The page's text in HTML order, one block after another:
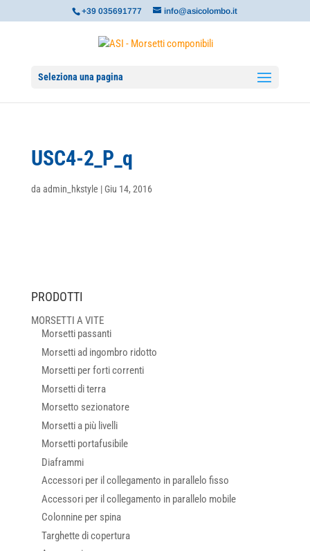
+39 035691777 info@asicolombo.it
Seleziona una pagina
USC4-2_P_q
da admin_hkstyle |Giu 14, 2016
PRODOTTI
MORSETTI A VITE
Morsetti passanti
Morsetti ad ingombro ridotto
Morsetti per forti correnti
Morsetti di terra
Morsetto sezionatore
Morsetti a più livelli
Morsetti portafusibile
Diaframmi
Accessori per il collegamento in parallelo fisso
Accessori per il collegamento in parallelo mobile
Colonnine per spina
Targhette di copertura